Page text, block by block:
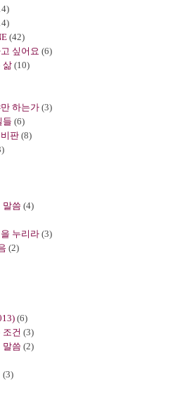
(42)
싶어요 (6)
삶 (10)
하는가 (3)
들 (6)
판 (8)
말씀 (4)
누리라 (3)
(2)
(6)
조건 (3)
말씀 (2)
(3)